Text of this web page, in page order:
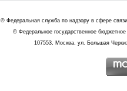
© Федеральная служба по надзору в сфере
© Федеральное государственное
107553, Москва, ул. Большая